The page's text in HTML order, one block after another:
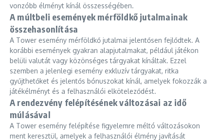
vonzóbb élményt kínál összességében.
A múltbeli események mérföldkő jutalmainak
összehasonlítása
A Tower esemény mérföldkő jutalmai jelentősen fejlődtek. A
korábbi események gyakran alapjutalmakat, például játékon
belüli valutát vagy közönséges tárgyakat kínáltak. Ezzel
szemben a jelenlegi esemény exkluzív tárgyakat, ritka
gyűjthetőket és jelentős bónuszokat kínál, amelyek fokozzák a
játékélményt és a felhasználói elköteleződést.
A rendezvény felépítésének változásai az idő
múlásával
A Tower esemény felépítése figyelemre méltó változásokon
ment keresztül, amelyek a felhasználói élmény javítását